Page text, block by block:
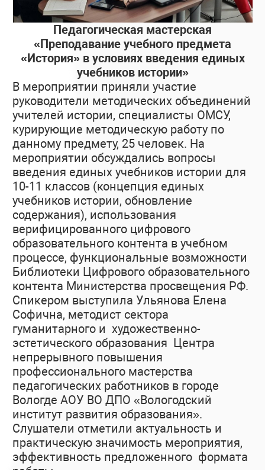
Педагогическая мастерская
«Преподавание учебного предмета
«История» в условиях введения единых
учебников истории»
В мероприятии приняли участие
руководители методических объединений
учителей истории, специалисты ОМСУ,
курирующие методическую работу по
данному предмету, 25 человек. На
мероприятии обсуждались вопросы
введения единых учебников истории для
10-11 классов (концепция единых
учебников истории, обновление
содержания), использования
верифицированного цифрового
образовательного контента в учебном
процессе, функциональные возможности
Библиотеки Цифрового образовательного
контента Министерства просвещения РФ.
Спикером выступила Ульянова Елена
Софична, методист сектора
гуманитарного и художественно-
эстетического образования Центра
непрерывного повышения
профессионального мастерства
педагогических работников в городе
Вологде АОУ ВО ДПО «Вологодский
институт развития образования».
Слушатели отметили актуальность и
практическую значимость мероприятия,
эффективность предложенного формата